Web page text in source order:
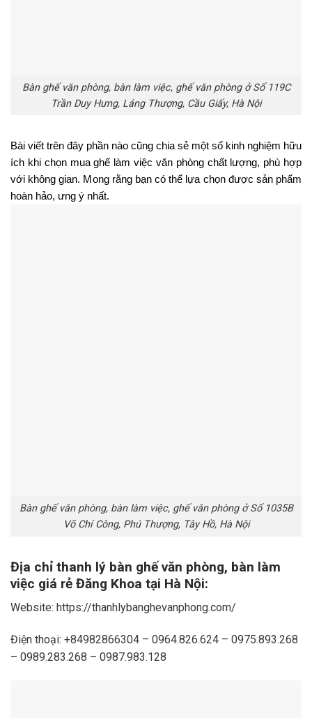
Bàn ghế văn phòng, bàn làm việc, ghế văn phòng ở Số 119C
Trần Duy Hưng, Láng Thượng, Cầu Giấy, Hà Nội
Bài viết trên đây phần nào cũng chia sẻ một số kinh nghiệm hữu
ích khi chọn mua ghế làm việc văn phòng chất lượng, phù hợp
với không gian. Mong rằng bạn có thể lựa chọn được sản phẩm
hoàn hảo, ưng ý nhất.
Bàn ghế văn phòng, bàn làm việc, ghế văn phòng ở Số 1035B
Võ Chí Công, Phú Thượng, Tây Hồ, Hà Nội
Địa chỉ thanh lý bàn ghế văn phòng, bàn làm
việc giá rẻ Đăng Khoa tại Hà Nội:
Website: https://thanhlybanghevanphong.com/
Điện thoại: +84982866304 – 0964.826.624 – 0975.893.268
– 0989.283.268 – 0987.983.128